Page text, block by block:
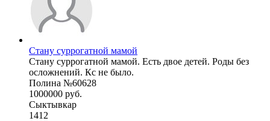
Стану суррогатной мамой
Стану суррогатной мамой. Есть двое детей. Роды без
осложнений. Кс не было.
Полина №60628
1000000 руб.
Сыктывкар
1412